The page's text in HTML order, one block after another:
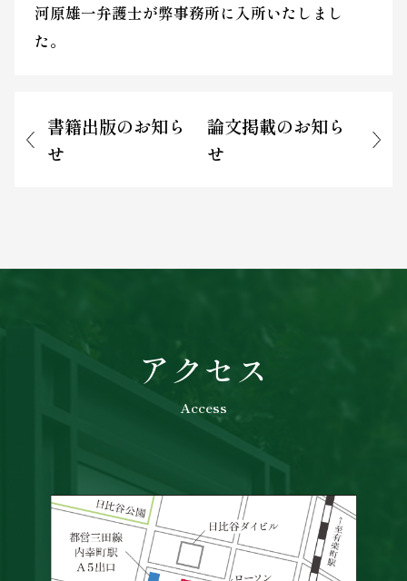
河原雄一弁護士が弊事務所に入所いたしまし
た。
書籍出版のお知ら
せ
論文掲載のお知ら
せ
アクセス
Access